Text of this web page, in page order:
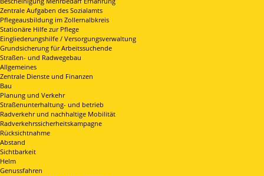
Zentrale Aufgaben des Sozialamts
Pflegeausbildung im Zollernalbkreis
Stationäre Hilfe zur Pflege
Eingliederungshilfe / Versorgungsverwaltung
Grundsicherung für Arbeitssuchende
Straßen- und Radwegebau
Allgemeines
Zentrale Dienste und Finanzen
Bau
Planung und Verkehr
Straßenunterhaltung- und betrieb
Radverkehr und nachhaltige Mobilität
Radverkehrssicherheitskampagne
Rücksichtnahme
Abstand
Sichtbarkeit
Helm
Genussfahren